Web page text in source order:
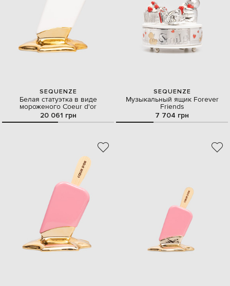
SEQUENZE
Белая статуэтка в виде
мороженого Coeur d'or
20 061 грн
SEQUENZE
Музыкальный ящик Forever
Friends
7 704 грн